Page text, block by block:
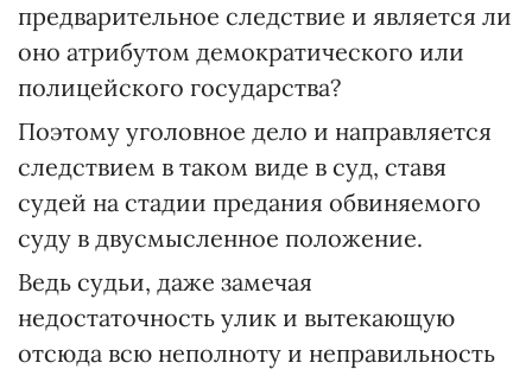
предварительное следствие и является ли
оно атрибутом демократического или
полицейского государства?
Поэтому уголовное дело и направляется
следствием в таком виде в суд, ставя
судей на стадии предания обвиняемого
суду в двусмысленное положение.
Ведь судьи, даже замечая
недостаточность улик и вытекающую
отсюда всю неполноту и неправильность